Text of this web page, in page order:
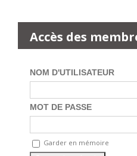
Accès des
NOM D'UTILISATEUR
MOT DE PASSE
Garder en mémoire